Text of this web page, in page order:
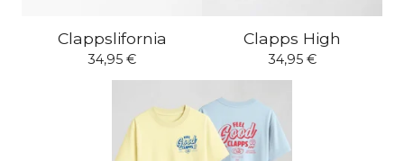
Clappslifornia
34,95 €
Clapps High
34,95 €